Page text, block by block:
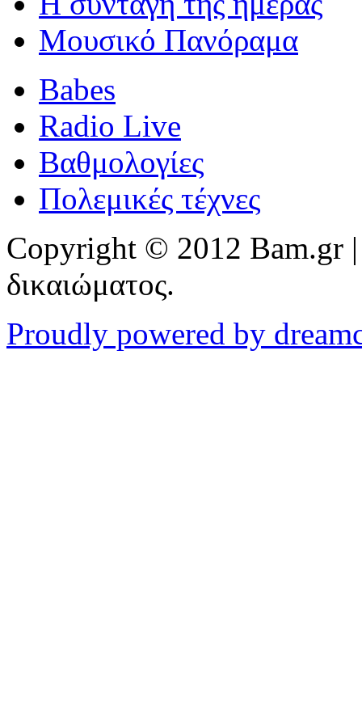
Μουσικό Πανόραμα
Babes
Radio Live
Βαθμολογίες
Πολεμικές τέχνες
Copyright © 2012 Bam.gr |
δικαιώματος.
Proudly powered by